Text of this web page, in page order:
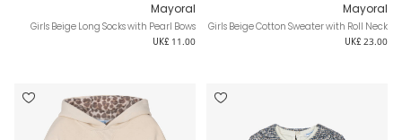
Mayoral
Girls Beige Cotton Sweater with Roll Neck
UK£ 23.00
Mayoral
Girls Beige Long Socks with Pearl Bows
UK£ 11.00